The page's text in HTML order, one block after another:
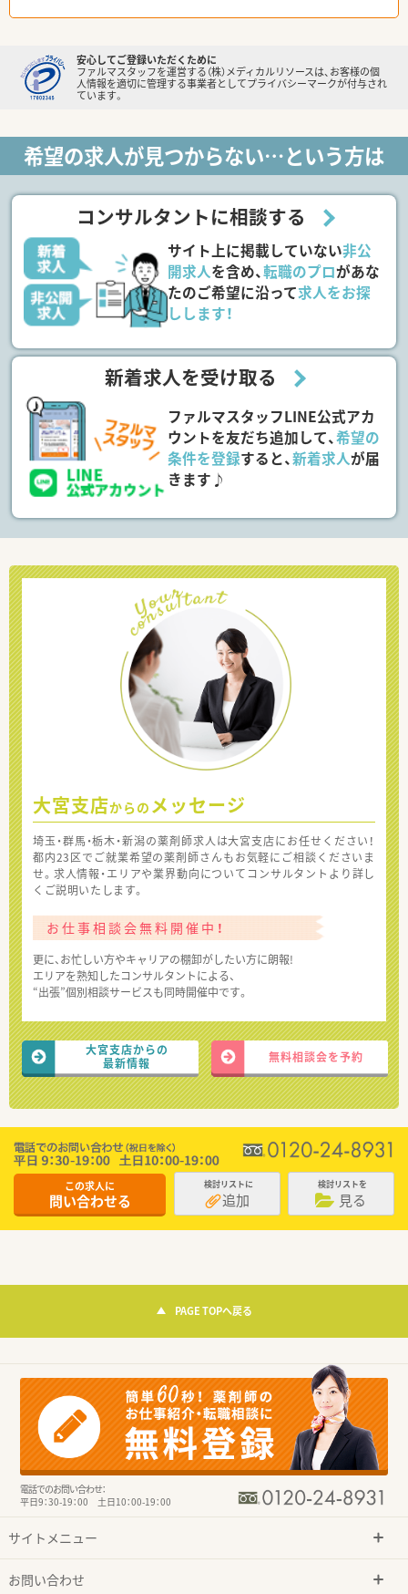
安心してご登録いただくために
ファルマスタッフを運営する（株）メディカルリソースは、お客様の個
人情報を適切に管理する事業者としてプライバシーマークが付与され
ています。
希望の求人が見つからない…という方は
コンサルタントに相談する
サイト上に掲載していない非公
開求人を含め、転職のプロがあな
たのご希望に沿って求人をお探
しします！
新着求人を受け取る
ファルマスタッフLINE公式アカ
ウントを友だち追加して、希望の
条件を登録すると、新着求人が届
きます♪
大宮支店からの メッセージ
埼玉・群馬・栃木・新潟の薬剤師求人は大宮支店にお任せください！
都内23区でご就業希望の薬剤師さんもお気軽にご相談くださいま
せ。求人情報・エリアや業界動向についてコンサルタントより詳し
くご説明いたします。
お仕事相談会無料開催中！
更に、お忙しい方やキャリアの棚卸がしたい方に朗報!
エリアを熟知したコンサルタントによる、
“出張”個別相談サービスも同時開催中です。
大宮支店からの
最新情報
無料相談会を予約
この求人に
問い合わせる
検討リストに
追加
検討リストを
見る
PAGE TOPへ戻る
電話でのお問い合わせ：
平日9：30-19：00 土日10：00-19：00
サイトメニュー
お問い合わせ